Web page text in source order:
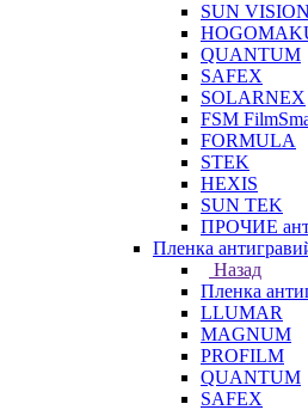
SUN VISION
QUANTUM
SAFEX
SOLARNEX
FSM
FORMULA
STEK
HEXIS
SUN TEK
ПРОЧИЕ
Пленка
Назад
Пленка
LLUMAR
MAGNUM
PROFILM
QUANTUM
SAFEX